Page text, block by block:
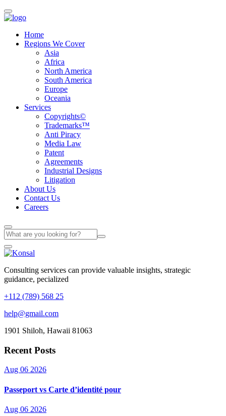
Home
Regions We Cover
Asia
Africa
North America
South America
Europe
Oceania
Services
Copyrights©
Trademarks™
Anti Piracy
Media Law
Patent
Agreements
Industrial Designs
Litigation
About Us
Contact Us
Careers
Consulting services can provide valuable insights, strategic
guidance, pecialized
+112 (789) 568 25
help@gmail.com
1901 Shiloh, Hawaii 81063
Recent Posts
Aug 06 2026
Passeport vs Carte d’identité pour
Aug 06 2026